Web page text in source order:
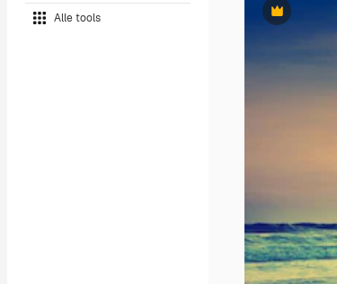
Alle tools Premium